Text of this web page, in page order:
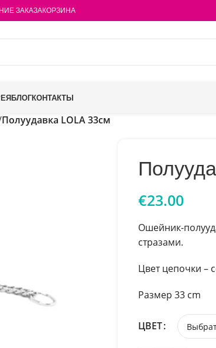
ЗАКАЗАКОРЗИНА
БЛОГКОНТАКТЫ
Полуудавка LOLA 33см
€23.00
Ошейник-
стразами.
Цвет цепочки –
Размер 33 cm
ЦВЕТ